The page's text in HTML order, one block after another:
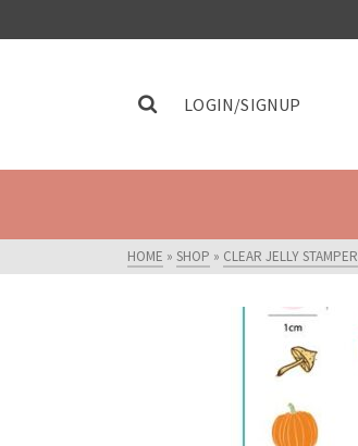
LOGIN/SIGNUP
HOME » SHOP » CLEAR JELLY STAMPER